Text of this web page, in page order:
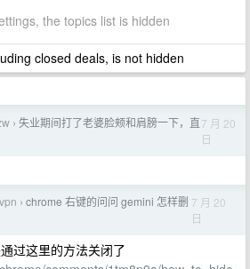
the topics list is hidden
closed deals, is not hidden
› 失业期间打了老婆脸颊和肩膀一下，直7 月 20
日
› chrome 右键的问问 gemini 怎样删 7 月 20
日
过这里的方法关闭了